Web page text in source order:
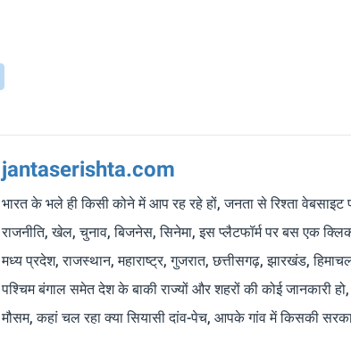
jantaserishta.com
भारत के भले ही किसी कोने में आप रह रहे हों, जनता से रिश्ता वेबसाइट
राजनीति, खेल, चुनाव, बिजनेस, सिनेमा, इस प्लैटफॉर्म पर बस एक
मध्य प्रदेश, राजस्थान, महाराष्ट्र, गुजरात, छत्तीसगढ़, झारखंड,
पश्चिम बंगाल समेत देश के बाकी राज्यों और शहरों की कोई जानकारी
मौसम, कहां चल रहा क्या सियासी दांव-पेच, आपके गांव में किसकी